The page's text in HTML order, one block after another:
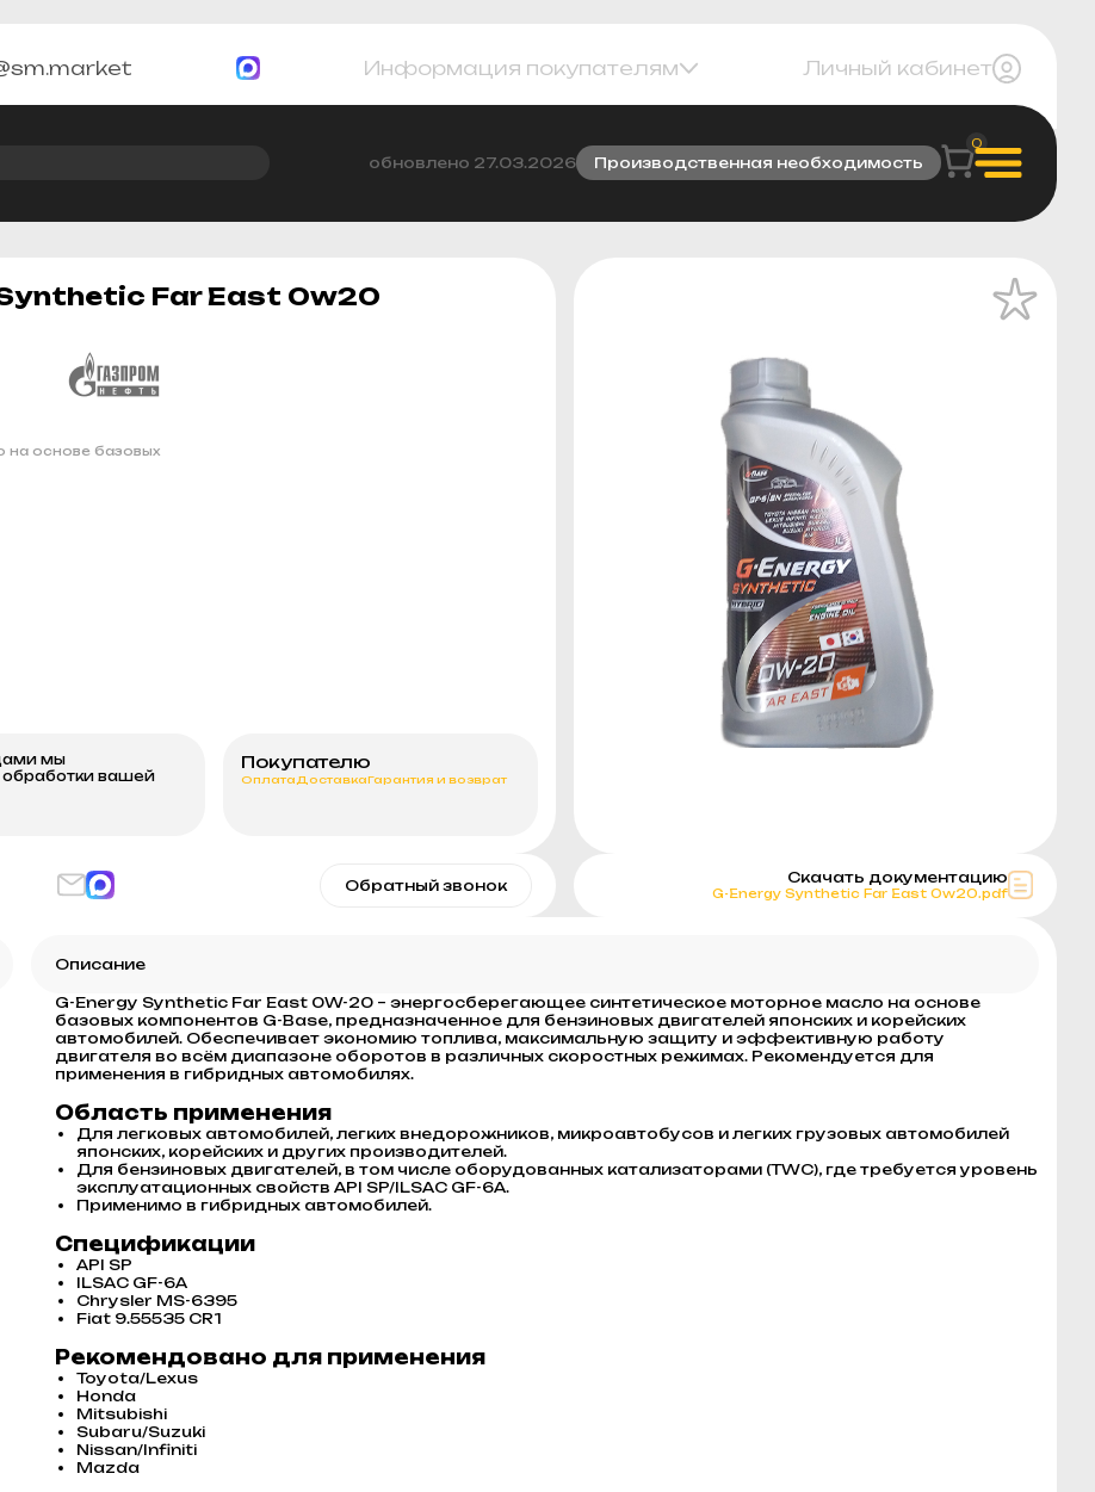
Информация покупателям Личный кабинет
обновлено 27.03.2026 Производственная необходимость
0
Far East 0w20
на основе базовых
мы
обработки вашей
Покупателю
Оплата ДоставкаГарантия и возврат
Обратный звонок Скачать документацию
G-Energy Synthetic Far East 0w20.pdf
Описание
G-Energy Synthetic Far East 0W-20 – энергосберегающее синтетическое моторное масло на основе
базовых компонентов G-Base, предназначенное для бензиновых двигателей японских и корейских
автомобилей. Обеспечивает экономию топлива, максимальную защиту и эффективную работу
двигателя во всём диапазоне оборотов в различных скоростных режимах. Рекомендуется для
применения в гибридных автомобилях.
Область применения
Для легковых автомобилей, легких внедорожников, микроавтобусов и легких грузовых автомобилей
японских, корейских и других производителей.
Для бензиновых двигателей, в том числе оборудованных катализаторами (TWC), где требуется уровень
эксплуатационных свойств API SP/ILSAC GF-6A.
Применимо в гибридных автомобилей.
Спецификации
API SP
ILSAC GF-6A
Chrysler MS-6395
Fiat 9.55535 CR1
Рекомендовано для применения
Toyota/Lexus
Honda
Mitsubishi
Subaru/Suzuki
Nissan/Infiniti
Mazda